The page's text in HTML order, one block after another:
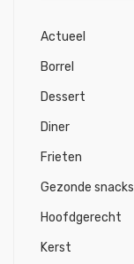
Actueel
Borrel
Dessert
Diner
Frieten
Gezonde snacks
Hoofdgerecht
Kerst